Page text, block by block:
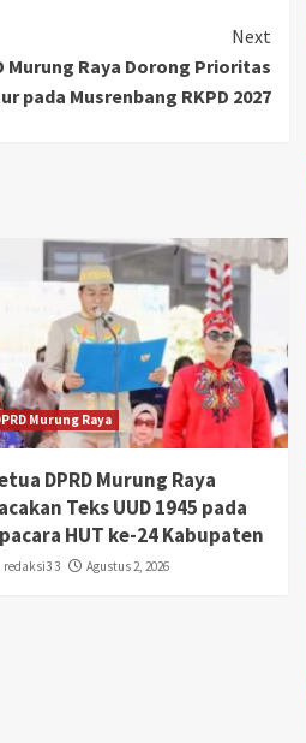
Next
Murung Raya Dorong Prioritas
pada Musrenbang RKPD 2027
Murung Raya
DPRD Murung Raya
Teks UUD 1945 pada
HUT ke-24 Kabupaten
redaksi3 3 Agustus 2, 2026